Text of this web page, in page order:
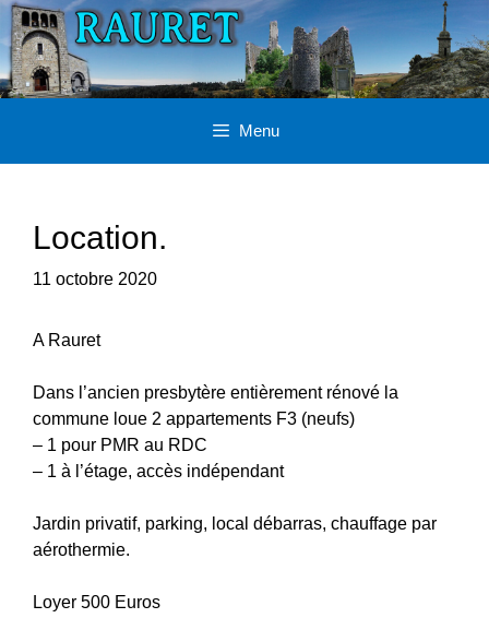
Aller
au
contenu
Menu
Location.
11 octobre 2020
A Rauret
Dans l’ancien presbytère entièrement rénové la
commune loue 2 appartements F3 (neufs)
– 1 pour PMR au RDC
– 1 à l’étage, accès indépendant
Jardin privatif, parking, local débarras, chauffage par
aérothermie.
Loyer 500 Euros